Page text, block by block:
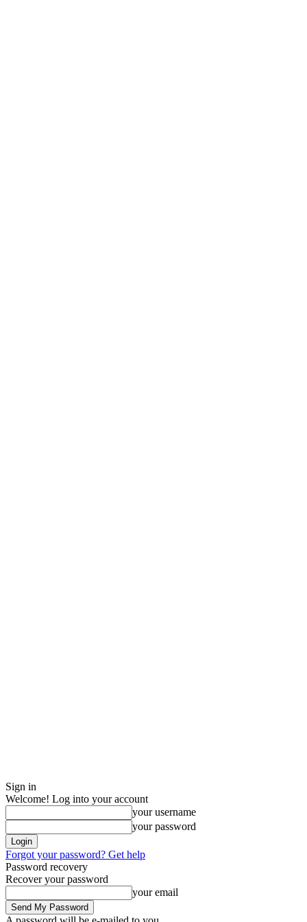
Sign in
Welcome! Log into your account
your username
your password
Forgot your password? Get help
Password recovery
Recover your password
your email